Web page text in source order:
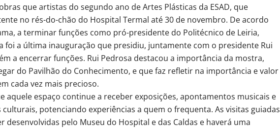
que artistas do segundo ano de Artes Plásticas da ESAD, que
no rés-do-chão do Hospital Termal até 30 de novembro. De acordo
a terminar funções como pró-presidente do Politécnico de Leiria,
foi a última inauguração que presidiu, juntamente com o presidente Rui
a encerrar funções. Rui Pedrosa destacou a importância da mostra,
do Pavilhão do Conhecimento, e que faz refletir na importância e valor
cada vez mais precioso.
aquele espaço continue a receber exposições, apontamentos musicais e
potenciando experiências a quem o frequenta. As visitas guiadas
desenvolvidas pelo Museu do Hospital e das Caldas e haverá uma